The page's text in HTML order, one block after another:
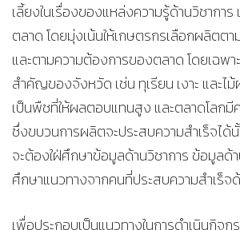
เลี้ยงในเรื่องของแหล่งความรู้ด้านวิชาการ
ตลาด โดยมุ่งเน้นให้เกษตรกรเลือกผลิต
และตามความต้องการของตลาด โดยเฉพ
สำคัญของจังหวัด เช่น ทุเรียน เงาะ และไ
เป็นพืชที่ให้ผลตอบแทนสูง และตลาดโลกมี
ซึ่งขบวนการผลิตจะประสบความสำเร็จได้
จะต้องใฝ่ศึกษาข้อมูลด้านวิชาการ ข้อมูลด้
ศึกษาแนวทางจากคนที่ประสบความสำเร็จ
เพื่อประกอบเป็นแนวทางในการดำเนินกิจ